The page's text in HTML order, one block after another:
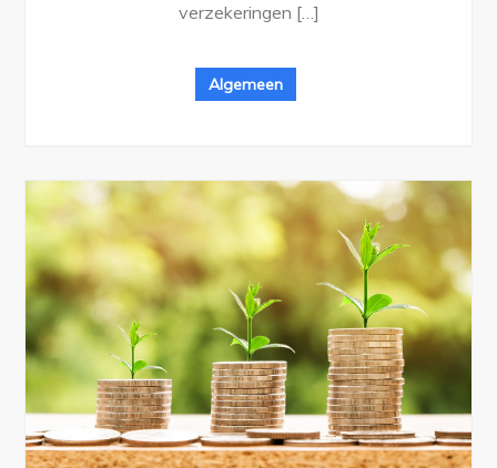
verzekeringen […]
Algemeen